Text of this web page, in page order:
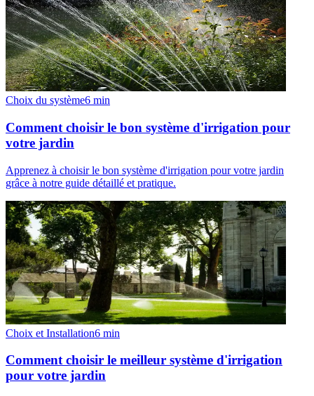
Choix du système6 min
Comment choisir le bon système d'irrigation pour
votre jardin
Apprenez à choisir le bon système d'irrigation pour votre jardin
grâce à notre guide détaillé et pratique.
Choix et Installation6 min
Comment choisir le meilleur système d'irrigation
pour votre jardin